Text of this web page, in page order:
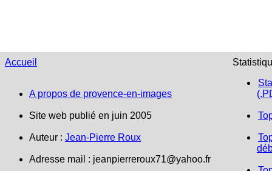
Accueil
A propos de provence-en-images
Site web publié en juin 2005
Auteur : Jean-Pierre Roux
Adresse mail : jeanpierreroux71@yahoo.fr